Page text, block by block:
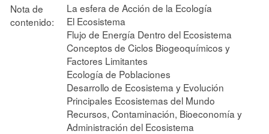
Nota de
contenido:
La esfera de Acción de la Ecología
El Ecosistema
Flujo de Energía Dentro del Ecosistema
Conceptos de Ciclos Biogeoquímicos y
Factores Limitantes
Ecología de Poblaciones
Desarrollo de Ecosistema y Evolución
Principales Ecosistemas del Mundo
Recursos, Contaminación, Bioeconomía y
Administración del Ecosistema